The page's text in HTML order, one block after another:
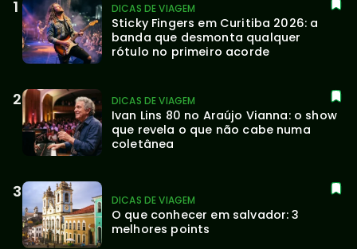
DICAS DE VIAGEM
Sticky Fingers em Curitiba 2026: a
banda que desmonta qualquer
rótulo no primeiro acorde
DICAS DE VIAGEM
Ivan Lins 80 no Araújo Vianna: o show
que revela o que não cabe numa
coletânea
DICAS DE VIAGEM
O que conhecer em salvador: 3
melhores points